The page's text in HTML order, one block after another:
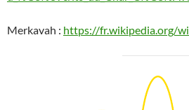
Merkavah : https://fr.wikipedia.org/